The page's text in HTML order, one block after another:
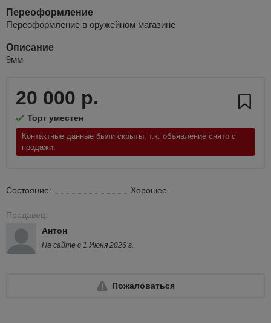
Переоформление
Переоформление в оружейном магазине
Описание
9мм
20 000 р.
Торг уместен
Контактные данные были скрыты, т.к. объявление снято с
продажи.
Состояние: Хорошее
Продавец:
Антон
На сайте с 1 Июня 2026 г.
Пожаловаться